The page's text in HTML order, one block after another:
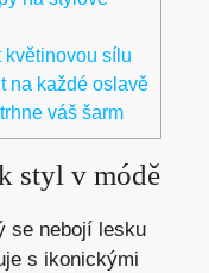
květinovou sílu
na každé oslavě
váš šarm
styl v módě
se nebojí lesku
s ikonickými